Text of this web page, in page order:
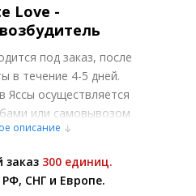
Love -
под заказ, после
в течение 4-5 дней.
Яссы осуществляется
или самовывозом
Более подробно при
в рублях. Цены на
по курсу ЦБ РФ на
описание
300 единиц.
СНГ и Европе.